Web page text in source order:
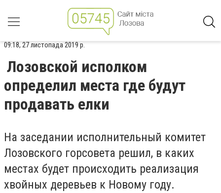
09:18, 27 листопада 2019 р.
Лозовской исполком
определил места где будут
продавать елки
На заседании исполнительный комитет
Лозовского горсовета решил, в каких
местах будет происходить реализация
хвойных деревьев к Новому году.